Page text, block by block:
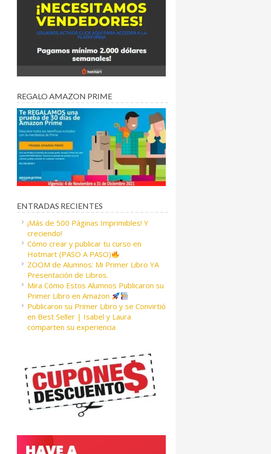
REGALO AMAZON PRIME
ENTRADAS RECIENTES
¡Más de 500 Páginas Imprimibles! Y
creciendo!
Cómo crear y publicar tu curso en
Hotmart (PASO A PASO)
ZOOM de Alumnos: Mi Primer Libro YA
Presentación de Libros.
Mira Cómo Estos Alumnos Publicaron su
Primer Libro en Amazon
Publicaron su Primer Libro y se Convirtió
en Best Seller | Isabel y Laura
comparten su experiencia